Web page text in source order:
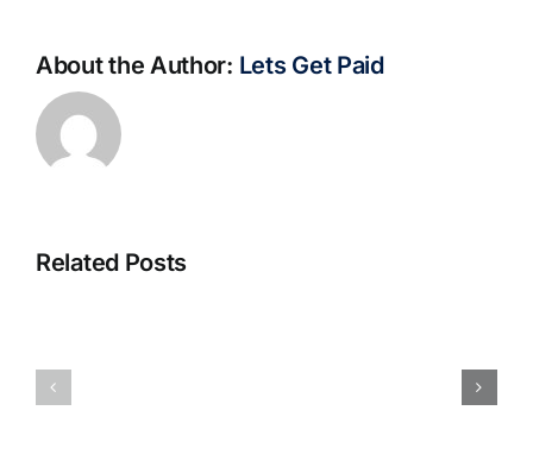
About the Author: Lets Get Paid
Related Posts